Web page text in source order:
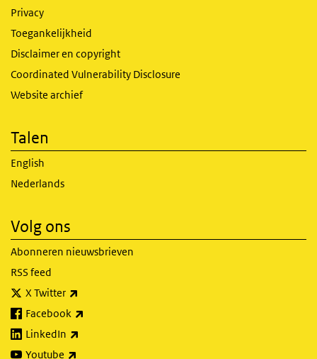
Privacy
Toegankelijkheid
Disclaimer en copyright
Coordinated Vulnerability Disclosure
Website archief
Talen
English
Nederlands
Volg ons
Abonneren nieuwsbrieven
RSS feed
X Twitter
Facebook
LinkedIn
Youtube